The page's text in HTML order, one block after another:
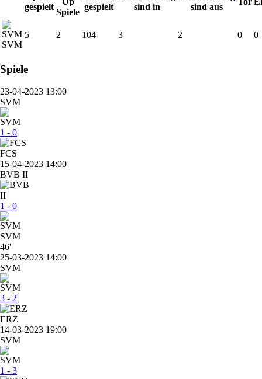
SVM
5 2 104 3 2 0 0
Spiele
23-04-2023 13:00
SVM
1 - 0
FCS
15-04-2023 14:00
BVB II
1 - 0
SVM
46'
25-03-2023 14:00
SVM
3 - 2
ERZ
14-03-2023 19:00
SVM
1 - 3